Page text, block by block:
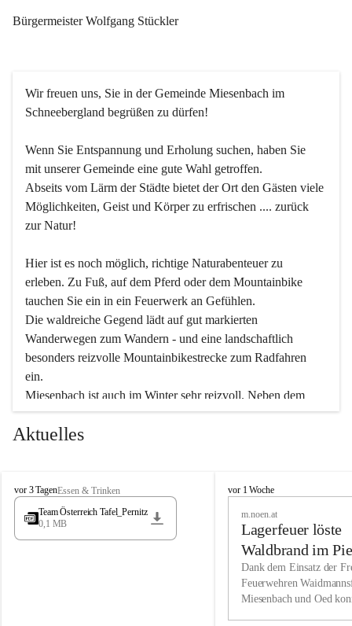
Bürgermeister Wolfgang Stückler
Wir freuen uns, Sie in der Gemeinde Miesenbach im
Schneebergland begrüßen zu dürfen!
Wenn Sie Entspannung und Erholung suchen, haben Sie
mit unserer Gemeinde eine gute Wahl getroffen.
Abseits vom Lärm der Städte bietet der Ort den Gästen viele
Möglichkeiten, Geist und Körper zu erfrischen .... zurück
zur Natur!
Hier ist es noch möglich, richtige Naturabenteuer zu
erleben. Zu Fuß, auf dem Pferd oder dem Mountainbike
tauchen Sie ein in ein Feuerwerk an Gefühlen.
Die waldreiche Gegend lädt auf gut markierten
Wanderwegen zum Wandern - und eine landschaftlich
besonders reizvolle Mountainbikestrecke zum Radfahren
ein.
Miesenbach ist auch im Winter sehr reizvoll. Neben dem
Eisstockschießen gibt es auf dem nahe gelegenen Unterberg
wunderschöne Naturschneepisten, die zum Schifahren oder
vielfältige Angebot unserer Kulturvereine.
Überzeugen Sie sich selbst, dass Sie in Miesenbach sowie
in den Beherbergungsbetrieben, Gaststätten und urigen
Wir kennen Miesenbach als lebens- und liebenswerten Ort.
Tradition und Innovation werden ebenso groß geschrieben
Aktuelles
M
i
s
vor 3 TagenEssen & Trinken
Team Österreich Tafel_Pernitz
0,1 MB
M
h
vor 1 Woche
m.noen.at
Lagerfeuer löste
Waldbrand im
aus
Dank dem Einsatz der
Feuerwehren
Miesenbach und Oed